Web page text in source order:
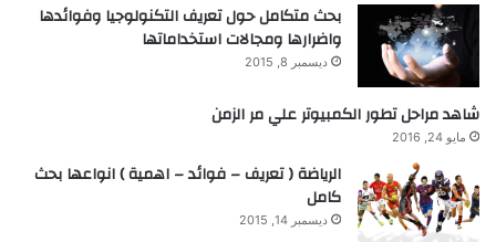
بحث متكامل حول تعريف التكنولوجيا وفوائدها
واضرارها ومجالات استخداماتها
ديسمبر 8, 2015
شاهد مراحل تطور الكمبيوتر علي مر الزمن
مايو 24, 2016
الرياضة ( تعريف – فوائد – اهمية ) انواعها بحث
كامل
ديسمبر 14, 2015